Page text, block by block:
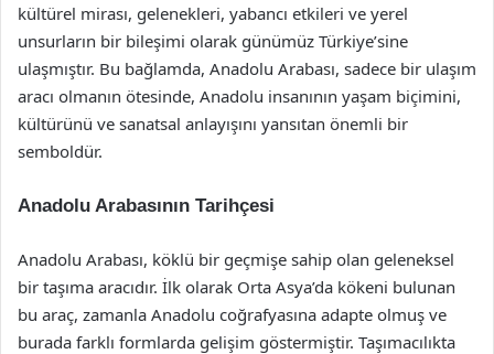
kültürel mirası, gelenekleri, yabancı etkileri ve yerel
unsurların bir bileşimi olarak günümüz Türkiye’sine
ulaşmıştır. Bu bağlamda, Anadolu Arabası, sadece bir ulaşım
aracı olmanın ötesinde, Anadolu insanının yaşam biçimini,
kültürünü ve sanatsal anlayışını yansıtan önemli bir
semboldür.
Anadolu Arabasının Tarihçesi
Anadolu Arabası, köklü bir geçmişe sahip olan geleneksel
bir taşıma aracıdır. İlk olarak Orta Asya’da kökeni bulunan
bu araç, zamanla Anadolu coğrafyasına adapte olmuş ve
burada farklı formlarda gelişim göstermiştir. Taşımacılıkta